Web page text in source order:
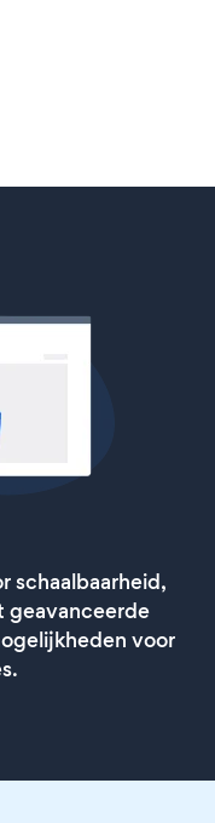
schaalbaarheid,
geavanceerde
voor